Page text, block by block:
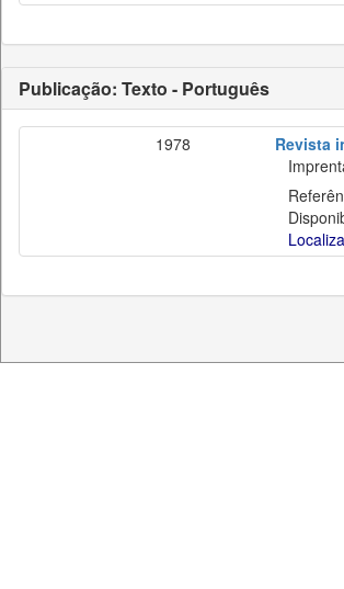
Publicação: Texto - Português
1978
Revista